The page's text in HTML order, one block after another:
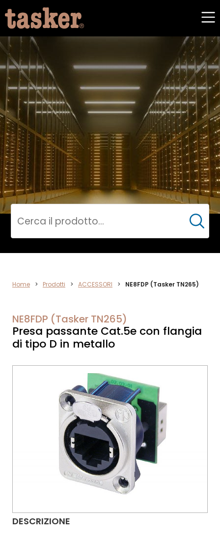
DATA
Cerca
Home > Prodotti > ACCESSORI > NE8FDP (Tasker TN265)
NE8FDP (Tasker TN265)
Presa passante Cat.5e con flangia
di tipo D in metallo
DESCRIZIONE